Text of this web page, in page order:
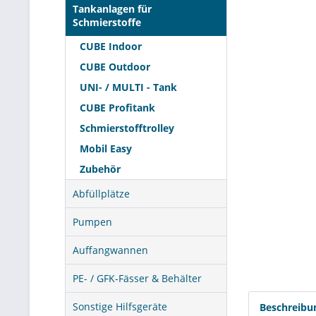
Tankanlagen für
Schmierstoffe
CUBE Indoor
CUBE Outdoor
UNI- / MULTI - Tank
CUBE Profitank
Schmierstofftrolley
Mobil Easy
Zubehör
Abfüllplätze
Pumpen
Auffangwannen
PE- / GFK-Fässer & Behälter
Sonstige Hilfsgeräte